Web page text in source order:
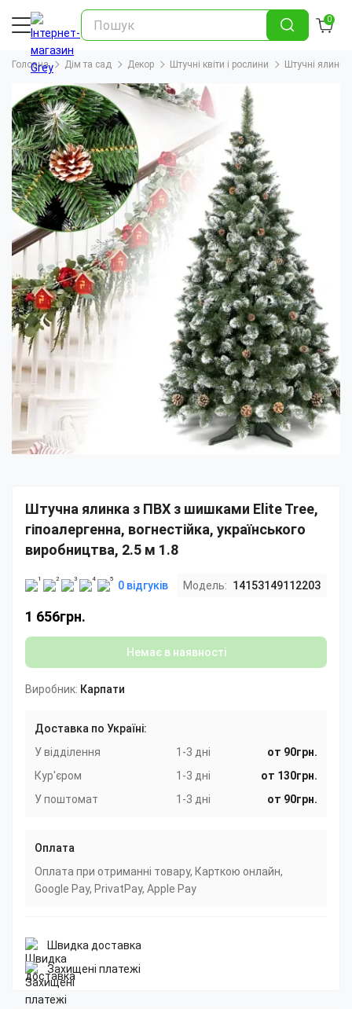
0
Головна Дім та сад Декор Штучні квіти і рослини Штучні ялинки
Штучна ялинка з ПВХ з шишками Elite Tree,
гіпоалергенна, вогнестійка, українського
виробництва, 2.5 м 1.8
0 відгуків Модель: 14153149112203
1 656грн.
Немає в наявності
Виробник: Карпати
Доставка по Україні:
У відділення
1-3 дні
от 90грн.
Кур'єром
1-3 дні
от 130грн.
У поштомат
1-3 дні от 90грн.
Оплата
Оплата при отриманні товару, Карткою онлайн,
Google Pay, PrivatPay, Apple Pay
Швидка доставка
Захищені платежі